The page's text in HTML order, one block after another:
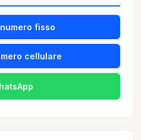
fisso
cellulare